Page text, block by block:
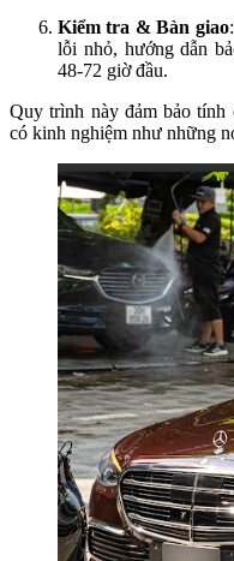
Kiểm tra & Bàn giao
lỗi nhỏ, hướng dẫn
48-72 giờ đầu.
Quy trình này đảm bảo
có kinh nghiệm như những